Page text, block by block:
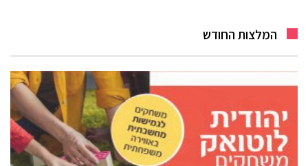
המלצות החודש